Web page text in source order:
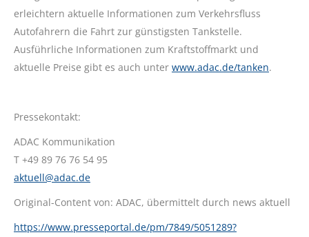
erleichtern aktuelle Informationen zum Verkehrsfluss
Autofahrern die Fahrt zur günstigsten Tankstelle.
Ausführliche Informationen zum Kraftstoffmarkt und
aktuelle Preise gibt es auch unter www.adac.de/tanken.
Pressekontakt:
ADAC Kommunikation
T +49 89 76 76 54 95
aktuell@adac.de
Original-Content von: ADAC, übermittelt durch news aktuell
https://www.presseportal.de/pm/7849/5051289?